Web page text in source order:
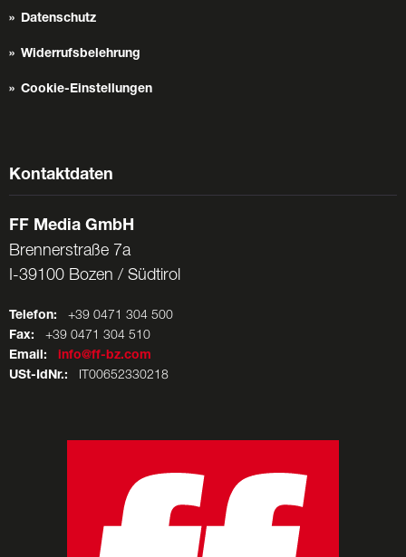
Datenschutz
Widerrufsbelehrung
Cookie-Einstellungen
Kontaktdaten
FF Media GmbH
Brennerstraße 7a
I-39100 Bozen / Südtirol
Telefon: +39 0471 304 500
Fax: +39 0471 304 510
Email:
info@ff-bz.com
USt-IdNr.: IT00652330218